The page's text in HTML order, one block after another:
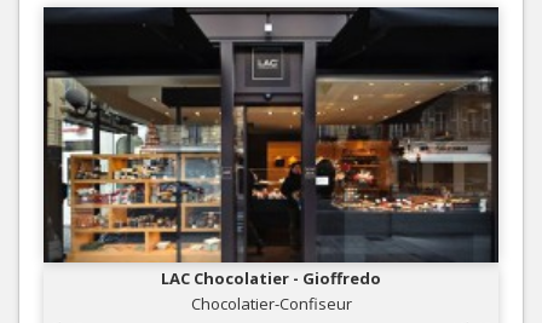
LAC Chocolatier - Gioffredo
Chocolatier-Confiseur